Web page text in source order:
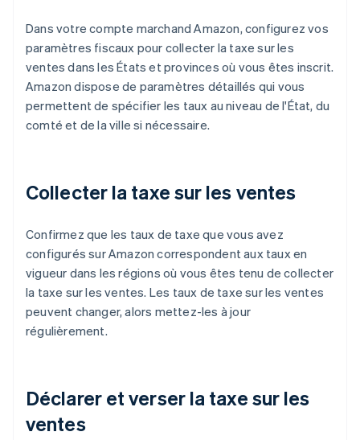
Dans votre compte marchand Amazon, configurez vos
paramètres fiscaux pour collecter la taxe sur les
ventes dans les États et provinces où vous êtes inscrit.
Amazon dispose de paramètres détaillés qui vous
permettent de spécifier les taux au niveau de l'État, du
comté et de la ville si nécessaire.
Collecter la taxe sur les ventes
Confirmez que les taux de taxe que vous avez
configurés sur Amazon correspondent aux taux en
vigueur dans les régions où vous êtes tenu de collecter
la taxe sur les ventes. Les taux de taxe sur les ventes
peuvent changer, alors mettez-les à jour
régulièrement.
Déclarer et verser la taxe sur les
ventes